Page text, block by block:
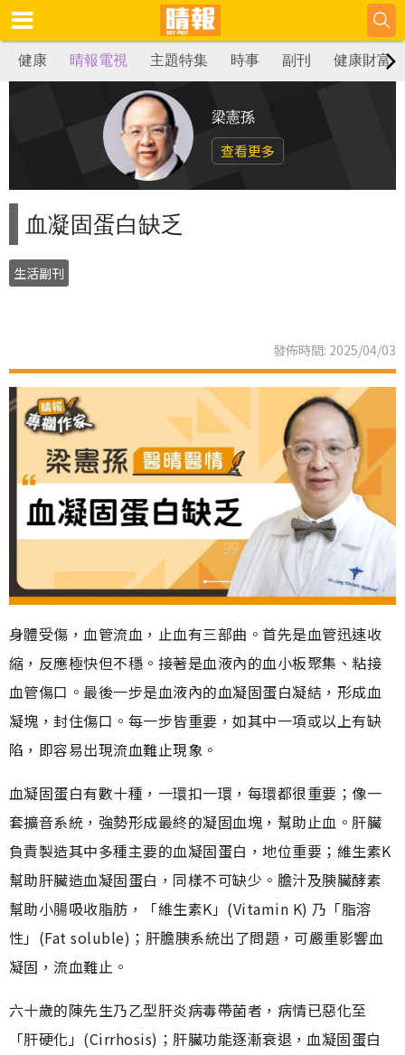
健康 晴報電視 主題特集 時事 副刊 健康財富
梁憲孫
查看更多
血凝固蛋白缺乏
生活副刊
發佈時間: 2025/04/03
身體受傷，血管流血，止血有三部曲。首先是血管迅速收
縮，反應極快但不穩。接著是血液內的血小板聚集、粘接
血管傷口。最後一步是血液內的血凝固蛋白凝結，形成血
凝塊，封住傷口。每一步皆重要，如其中一項或以上有缺
陷，即容易出現流血難止現象。
血凝固蛋白有數十種，一環扣一環，每環都很重要；像一
套擴音系統，強勢形成最終的凝固血塊，幫助止血。肝臟
負責製造其中多種主要的血凝固蛋白，地位重要；維生素K
幫助肝臟造血凝固蛋白，同樣不可缺少。膽汁及胰臟酵素
幫助小腸吸收脂肪，「維生素K」(Vitamin K) 乃「脂溶
性」(Fat soluble)；肝膽胰系統出了問題，可嚴重影響血
凝固，流血難止。
六十歲的陳先生乃乙型肝炎病毒帶菌者，病情已惡化至
「肝硬化」(Cirrhosis)；肝臟功能逐漸衰退，血凝固蛋白